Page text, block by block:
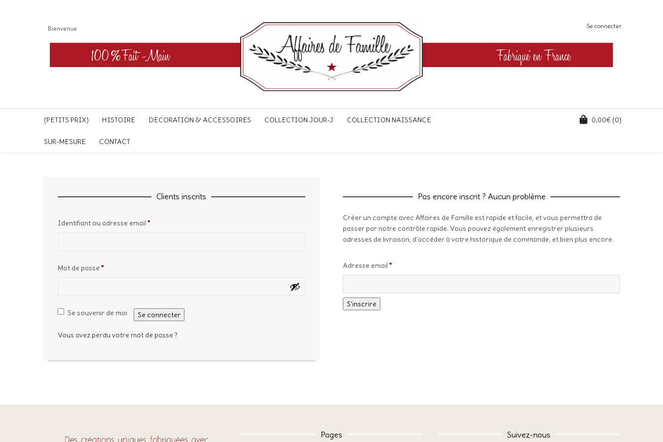
Bienvenue Se connecter
(PETITS PRIX) HISTOIRE DECORATION & ACCESSOIRES COLLECTION JOUR-J COLLECTION NAISSANCE
SUR-MESURE CONTACT
0,00€ (0)
Clients inscrits
Identifiant ou adresse email *
Mot de passe *
Se souvenir de moi Se connecter
Vous avez perdu votre mot de passe ?
Pas encore inscrit ? Aucun problème
Créer un compte avec Affaires de Famille est rapide et facile, et vous permettra de
passer par notre contrôle rapide. Vous pouvez également enregistrer plusieurs
adresses de livraison, d'accéder à votre historique de commande, et bien plus encore.
Adresse email*
S'inscrire
Pages Suivez-nous